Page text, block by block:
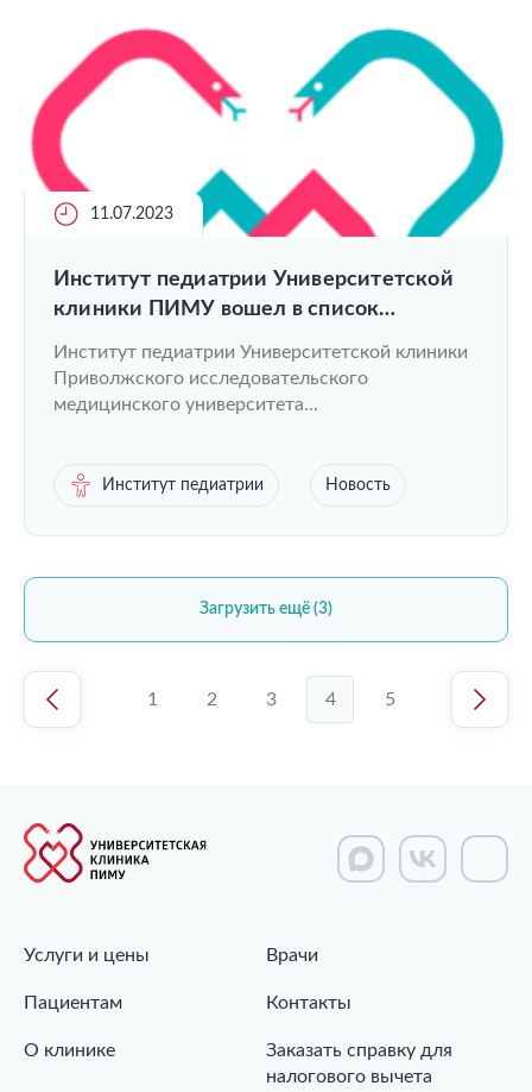
11.07.2023
Институт педиатрии Университетской
клиники ПИМУ вошел в список
лечению орфанных заболеваний у детей
Институт педиатрии Университетской клиники
Приволжского исследовательского
медицинского университета...
Институт педиатрии Новость
Загрузить ещё (3)
1 2 3 4 5
Услуги и цены Врачи
Пациентам Контакты
О клинике
Заказать справку для
налогового вычета